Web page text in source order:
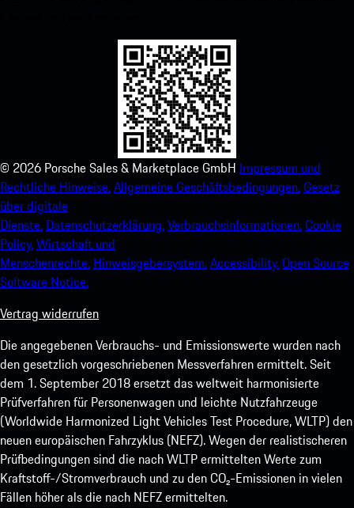
© 2026 Porsche Sales & Marketplace GmbH Impressum und
Rechtliche Hinweise.Allgemeine Geschäftsbedingungen.Gesetz
über digitale
Dienste. Datenschutzerklärung.Verbrauchsinformationen.Cookie
Policy.Wirtschaft und
Menschenrechte. Hinweisgebersystem.Accessibility.Open Source
Software Notice.
Vertrag widerrufen
Die angegebenen Verbrauchs- und Emissionswerte wurden nach
den gesetzlich vorgeschriebenen Messverfahren ermittelt. Seit
dem 1. September 2018 ersetzt das weltweit harmonisierte
Prüfverfahren für Personenwagen und leichte Nutzfahrzeuge
(Worldwide Harmonized Light Vehicles Test Procedure, WLTP) den
neuen europäischen Fahrzyklus (NEFZ). Wegen der realistischeren
Prüfbedingungen sind die nach WLTP ermittelten Werte zum
Kraftstoff-/Stromverbrauch und zu den CO₂-Emissionen in vielen
Fällen höher als die nach NEFZ ermittelten.